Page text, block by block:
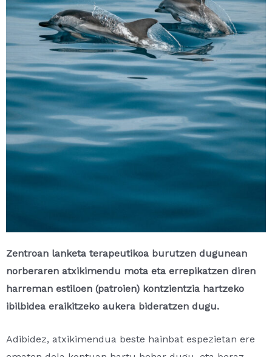
Zentroan lanketa terapeutikoa burutzen dugunean
norberaren atxikimendu mota eta errepikatzen diren
harreman estiloen (patroien) kontzientzia hartzeko
ibilbidea eraikitzeko aukera bideratzen dugu.
Adibidez, atxikimendua beste hainbat espezietan ere